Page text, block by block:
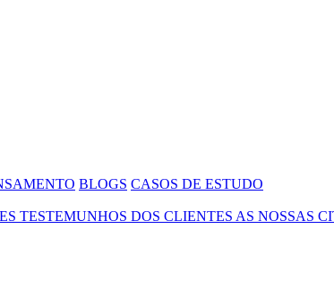
BLOGS CASOS DE ESTUDO
TESTEMUNHOS DOS CLIENTES AS NOSSAS